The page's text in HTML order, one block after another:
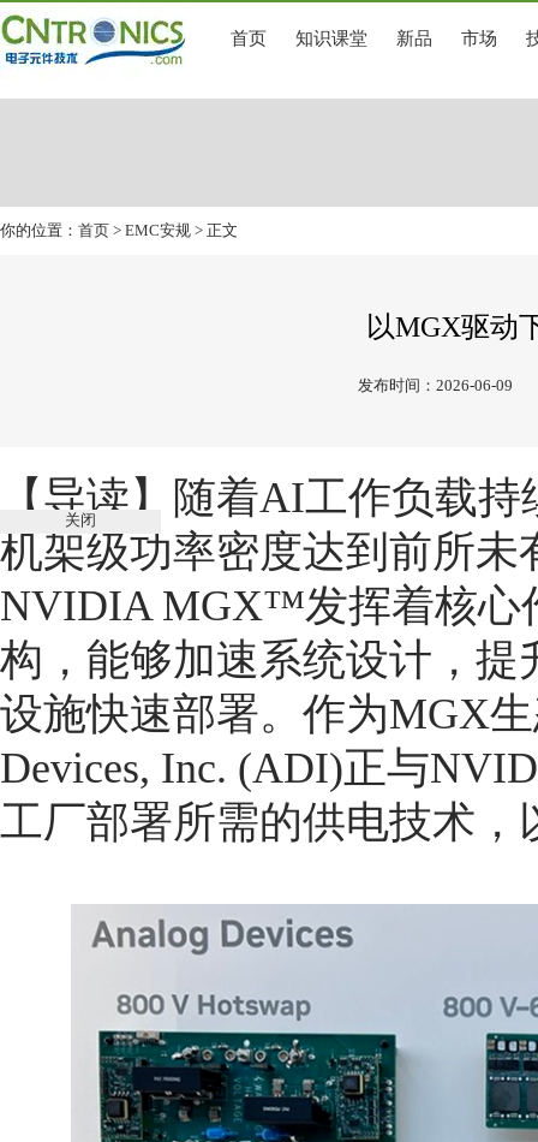
首页 知识课堂 新品 市场
你的位置： 首页 > EMC安规 > 正文
以MGX驱动
发布时间：2026-06-09
【导读】随着AI工作负载
机架级功率密度达到前所
NVIDIA MGX™发挥着核心
构，能够加速系统设计，
设施快速部署。作为MGX
Devices, Inc. (ADI)正与
工厂部署所需的供电技术
关闭